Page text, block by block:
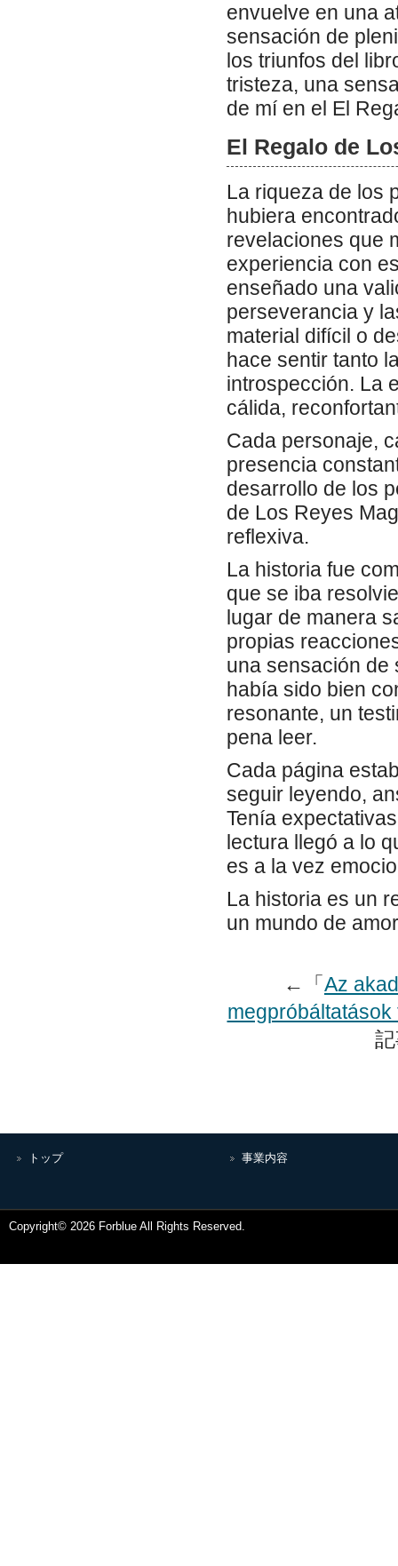
envuelve en una
sensación de
los triunfos del
tristeza, una
de mí en el El
El Regalo de
La riqueza de los
hubiera
revelaciones que
experiencia con
enseñado una
perseverancia y
material difícil o
hace sentir tanto
introspección. La
cálida,
Cada personaje,
presencia
desarrollo de los
de Los Reyes
reflexiva.
La historia fue
que se iba
lugar de manera
propias
una sensación de
había sido bien
resonante, un
pena leer.
Cada página
seguir leyendo,
Tenía
lectura llegó a lo
es a la vez
La historia es un
un mundo de
←「Az
トップ 事業内容
Copyright© 2026 Forblue All Rights Reserved.